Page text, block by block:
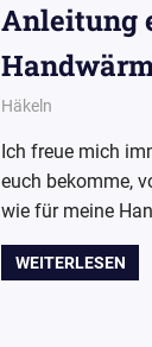
Anleitung
16. September 2015
Wollpoesie
Häkeln
Ich freue mich
euch bekomme,
wie für meine
WEITERLESEN